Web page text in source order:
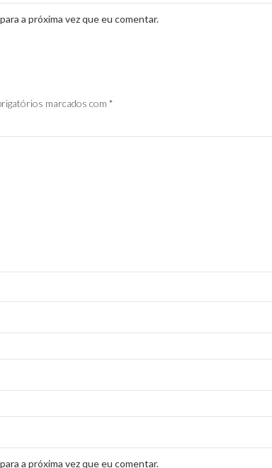
a próxima vez que eu comentar.
marcados com *
a próxima vez que eu comentar.